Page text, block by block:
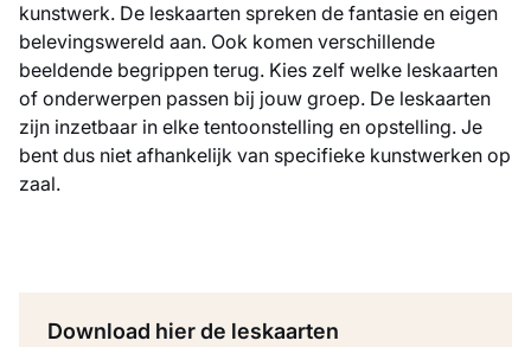
kunstwerk. De leskaarten spreken de fantasie en eigen
belevingswereld aan. Ook komen verschillende
beeldende begrippen terug. Kies zelf welke leskaarten
of onderwerpen passen bij jouw groep. De leskaarten
zijn inzetbaar in elke tentoonstelling en opstelling. Je
bent dus niet afhankelijk van specifieke kunstwerken op
zaal.
Download hier de leskaarten